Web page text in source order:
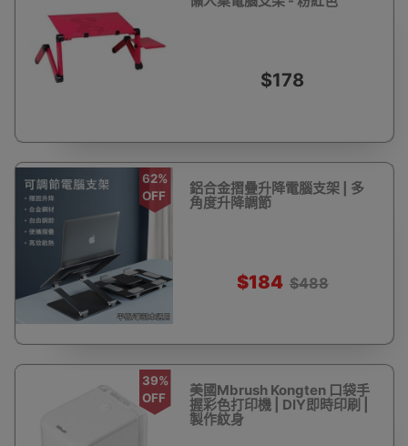
$178
62%
OFF
鋁合金摺疊升降電腦支架 | 多
角度升降調節
$184 $488
39%
OFF
美國Mbrush Kongten 口袋手
握彩色打印機 | DIY即時印刷 |
製作紋身